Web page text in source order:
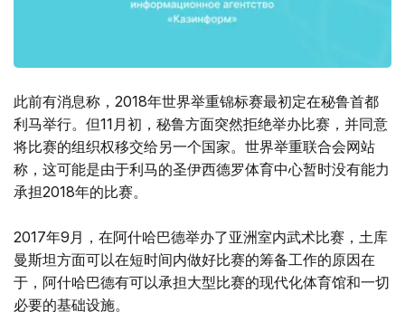
此前有消息称，2018年世界举重锦标赛最初定在秘鲁首都
利马举行。但11月初，秘鲁方面突然拒绝举办比赛，并同意
将比赛的组织权移交给另一个国家。世界举重联合会网站
称，这可能是由于利马的圣伊西德罗体育中心暂时没有能力
承担2018年的比赛。
2017年9月，在阿什哈巴德举办了亚洲室内武术比赛，土库
曼斯坦方面可以在短时间内做好比赛的筹备工作的原因在
于，阿什哈巴德有可以承担大型比赛的现代化体育馆和一切
必要的基础设施。